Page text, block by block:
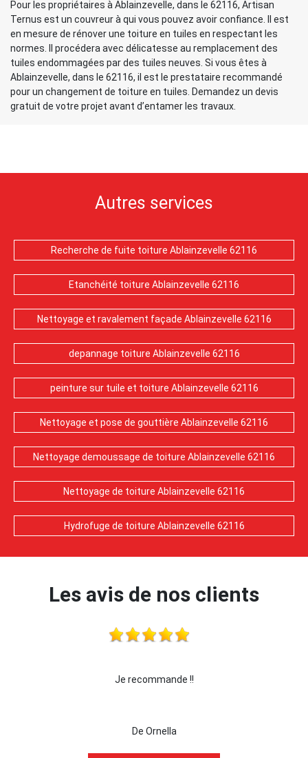
Pour les propriétaires à Ablainzevelle, dans le 62116, Artisan
Ternus est un couvreur à qui vous pouvez avoir confiance. Il est
en mesure de rénover une toiture en tuiles en respectant les
normes. Il procédera avec délicatesse au remplacement des
tuiles endommagées par des tuiles neuves. Si vous êtes à
Ablainzevelle, dans le 62116, il est le prestataire recommandé
pour un changement de toiture en tuiles. Demandez un devis
gratuit de votre projet avant d’entamer les travaux.
Autres services
Recherche de fuite toiture Ablainzevelle 62116
Etanchéité toiture Ablainzevelle 62116
Nettoyage et ravalement façade Ablainzevelle 62116
depannage toiture Ablainzevelle 62116
peinture sur tuile et toiture Ablainzevelle 62116
Nettoyage et pose de gouttière Ablainzevelle 62116
Nettoyage demoussage de toiture Ablainzevelle 62116
Nettoyage de toiture Ablainzevelle 62116
Hydrofuge de toiture Ablainzevelle 62116
Les avis de nos clients
Je recommande !!
De Ornella